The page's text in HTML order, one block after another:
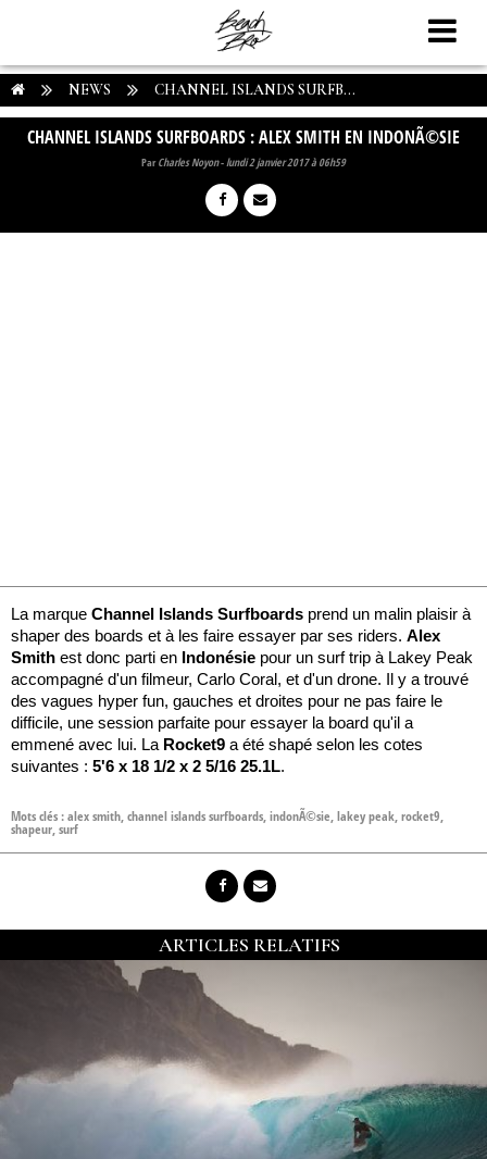
NEWS CHANNEL ISLANDS SURFB...
CHANNEL ISLANDS SURFBOARDS : ALEX SMITH EN INDONÃ©SIE
ParCharles Noyon-lundi 2 janvier 2017 à 06h59
La marque Channel Islands Surfboards prend un malin plaisir à
shaper des boards et à les faire essayer par ses riders. Alex
Smith est donc parti en Indonésie pour un surf trip à Lakey Peak
accompagné d'un filmeur, Carlo Coral, et d'un drone. Il y a trouvé
des vagues hyper fun, gauches et droites pour ne pas faire le
difficile, une session parfaite pour essayer la board qu'il a
emmené avec lui. La Rocket9 a été shapé selon les cotes
suivantes : 5'6 x 18 1/2 x 2 5/16 25.1L.
Mots clés :alex smith,channel islands surfboards,indonÃ©sie,lakey peak,rocket9,
shapeur,surf
ARTICLES RELATIFS